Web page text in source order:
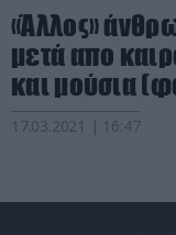
«Άλλος»
μετά απο
και μούσια
17.03.2021 | 16:47